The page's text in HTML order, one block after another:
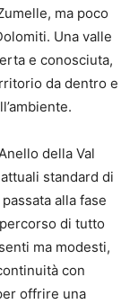
ma poco
Una valle
e conosciuta,
da dentro e
della Val
standard di
alla fase
di tutto
ma modesti,
con
offrire una